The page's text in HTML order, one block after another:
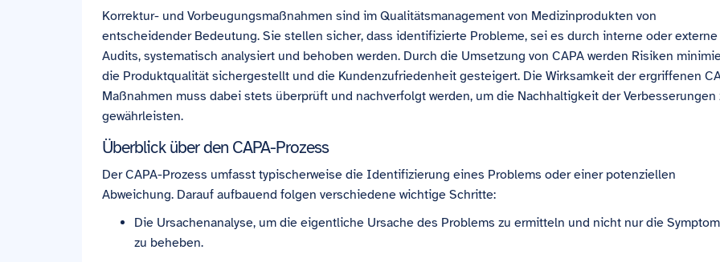
Korrektur- und Vorbeugungsmaßnahmen sind im Qualitätsmanagement von Medizinprodukten von
entscheidender Bedeutung. Sie stellen sicher, dass identifizierte Probleme, sei es durch interne oder externe
Audits, systematisch analysiert und behoben werden. Durch die Umsetzung von CAPA werden Risiken
die Produktqualität sichergestellt und die Kundenzufriedenheit gesteigert. Die Wirksamkeit der ergriffenen
Maßnahmen muss dabei stets überprüft und nachverfolgt werden, um die Nachhaltigkeit der Verbesserungen
gewährleisten.
Überblick über den CAPA-Prozess
Der CAPA-Prozess umfasst typischerweise die Identifizierung eines Problems oder einer potenziellen
Abweichung. Darauf aufbauend folgen verschiedene wichtige Schritte:
Die Ursachenanalyse, um die eigentliche Ursache des Problems zu ermitteln und nicht nur die
zu beheben.